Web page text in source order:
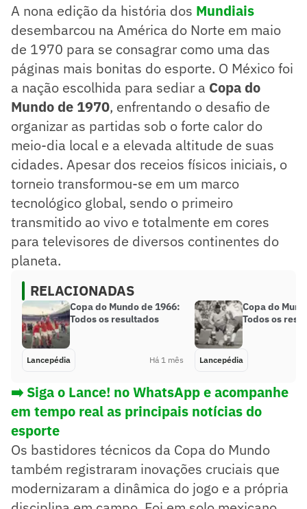
tricampeonato, vencendo a Itália na final por 4 a 1.
A competição introduziu cartões amarelos e vermelhos,
modernizando a disciplina no futebol.
Resumo supervisionado pelo jornalista!
A nona edição da história dos Mundiais
desembarcou na América do Norte em maio
de 1970 para se consagrar como uma das
páginas mais bonitas do esporte. O México foi
a nação escolhida para sediar a Copa do
Mundo de 1970, enfrentando o desafio de
organizar as partidas sob o forte calor do
meio-dia local e a elevada altitude de suas
cidades. Apesar dos receios físicos iniciais, o
torneio transformou-se em um marco
tecnológico global, sendo o primeiro
transmitido ao vivo e totalmente em cores
para televisores de diversos continentes do
planeta.
RELACIONADAS
Copa do Mundo de 1966:
Todos os resultados
Lancepédia Há 1 mês
Copa do
Todos os
Lancepédia
➡️ Siga o Lance! no WhatsApp e acompanhe
em tempo real as principais notícias do
esporte
Os bastidores técnicos da Copa do Mundo
também registraram inovações cruciais que
modernizaram a dinâmica do jogo e a própria